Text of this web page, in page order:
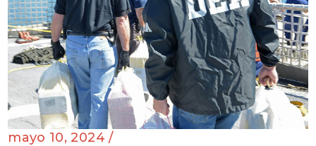
mayo 10, 2024 /